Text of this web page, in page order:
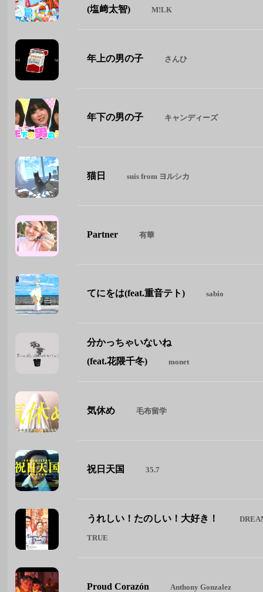
(塩﨑太智) M!LK
年上の男の子 さんひ
年下の男の子 キャンディーズ
猫日 suis from ヨルシカ
Partner 有華
てにをは(feat.重音テト) sabio
分かっちゃいないね
(feat.花隈千冬)
monet
気休め 毛布留学
祝日天国 35.7
うれしい！たのしい！大好き！
TRUE
Proud Corazón Anthony Gonzalez